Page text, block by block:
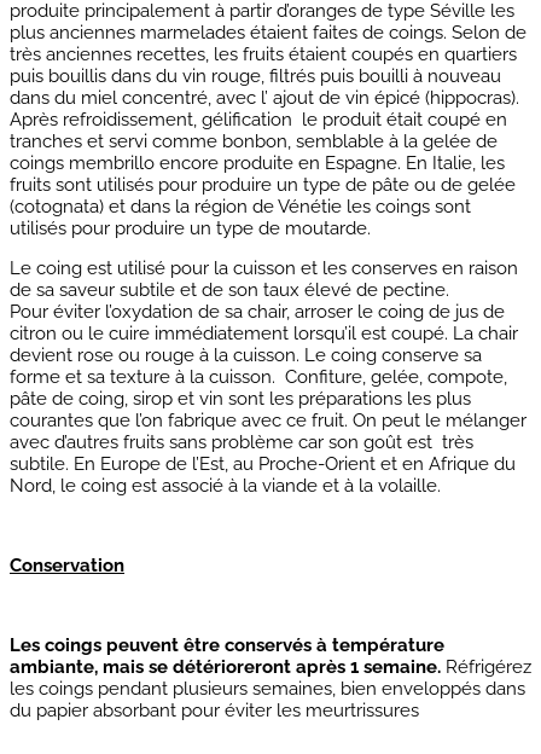
produite principalement à partir d’oranges de type Séville les
plus anciennes marmelades étaient faites de coings. Selon de
très anciennes recettes, les fruits étaient coupés en quartiers
puis bouillis dans du vin rouge, filtrés puis bouilli à nouveau
dans du miel concentré, avec l’ ajout de vin épicé (hippocras).
Après refroidissement, gélification le produit était coupé en
tranches et servi comme bonbon, semblable à la gelée de
coings membrillo encore produite en Espagne. En Italie, les
fruits sont utilisés pour produire un type de pâte ou de gelée
(cotognata) et dans la région de Vénétie les coings sont
utilisés pour produire un type de moutarde.
Le coing est utilisé pour la cuisson et les conserves en raison
de sa saveur subtile et de son taux élevé de pectine.
Pour éviter l’oxydation de sa chair, arroser le coing de jus de
citron ou le cuire immédiatement lorsqu’il est coupé. La chair
devient rose ou rouge à la cuisson. Le coing conserve sa
forme et sa texture à la cuisson. Confiture, gelée, compote,
pâte de coing, sirop et vin sont les préparations les plus
courantes que l’on fabrique avec ce fruit. On peut le mélanger
avec d’autres fruits sans problème car son goût est très
subtile. En Europe de l’Est, au Proche-Orient et en Afrique du
Nord, le coing est associé à la viande et à la volaille.
Conservation
Les coings peuvent être conservés à température
ambiante, mais se détérioreront après 1 semaine. Réfrigérez
les coings pendant plusieurs semaines, bien enveloppés dans
du papier absorbant pour éviter les meurtrissures